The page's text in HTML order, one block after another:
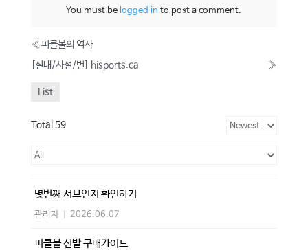
You must be logged in to post a comment.
« 피클볼의 역사
[실내/사설/번] hisports.ca
»
List
Total 59
몇번째 서브인지 확인하기
관리자 2026.06.07
피클볼 신발 구매가이드